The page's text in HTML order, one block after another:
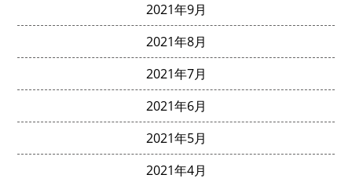
2021年9月
2021年8月
2021年7月
2021年6月
2021年5月
2021年4月